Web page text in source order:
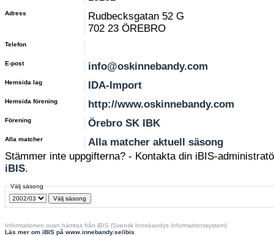
Adress
Rudbecksgatan 52 G
702 23 ÖREBRO
Telefon
E-post info@oskinnebandy.com
Hemsida lag IDA-Import
Hemsida förening http://www.oskinnebandy.com
Förening Örebro SK IBK
Alla matcher
Alla matcher aktuell säsong
Stämmer inte uppgifterna? - Kontakta din iBIS-
iBIS.
Välj säsong
Informationen ovan hämtas från iBIS (Svensk Innebandys Informationssystem)
Läs mer om iBIS på www.innebandy.se/ibis